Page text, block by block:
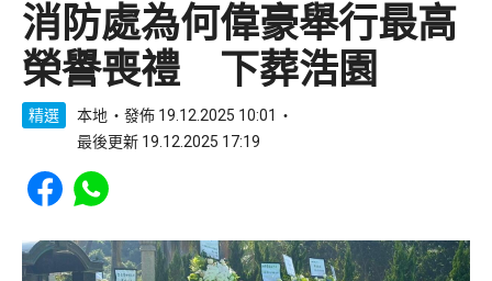
消防處為何偉豪舉行最高
榮譽喪禮 下葬浩園
精選 本地
發佈 19.12.2025 10:01
最後更新 19.12.2025 17:19
Share to Facebook
Share to WhatsApp